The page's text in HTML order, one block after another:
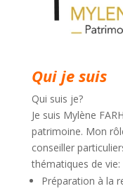
Qui je suis
Qui suis je?
Je suis Mylène
patrimoine. Mon
conseiller
thématiques de vie:
Préparation à la